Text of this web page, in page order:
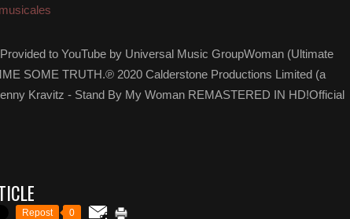
to YouTube by Universal Music GroupWoman (Ultimate
SOME TRUTH.℗ 2020 Calderstone Productions Limited (a
Kravitz - Stand By My Woman REMASTERED IN HD!Official
Repost 0